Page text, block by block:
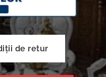
de retur